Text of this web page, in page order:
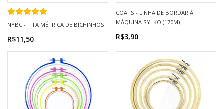
NYBC - FITA MÉTRICA DE BICHINHOS
R$11,50
COATS - LINHA DE BORDAR À
MÁQUINA SYLKO (170M)
R$3,90